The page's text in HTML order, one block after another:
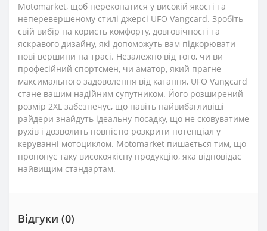
Motomarket, щоб переконатися у високій якості та
неперевершеному стилі джерсі UFO Vangcard. Зробіть
свій вибір на користь комфорту, довговічності та
яскравого дизайну, які допоможуть вам підкорювати
нові вершини на трасі. Незалежно від того, чи ви
професійний спортсмен, чи аматор, який прагне
максимального задоволення від катання, UFO Vangcard
стане вашим надійним супутником. Його розширений
розмір 2XL забезпечує, що навіть найвибагливіші
райдери знайдуть ідеальну посадку, що не сковуватиме
рухів і дозволить повністю розкрити потенціал у
керуванні мотоциклом. Motomarket пишається тим, що
пропонує таку високоякісну продукцію, яка відповідає
найвищим стандартам.
Відгуки (0)